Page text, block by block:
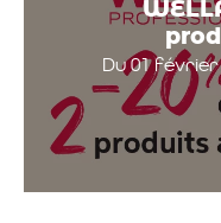
Du 01 février